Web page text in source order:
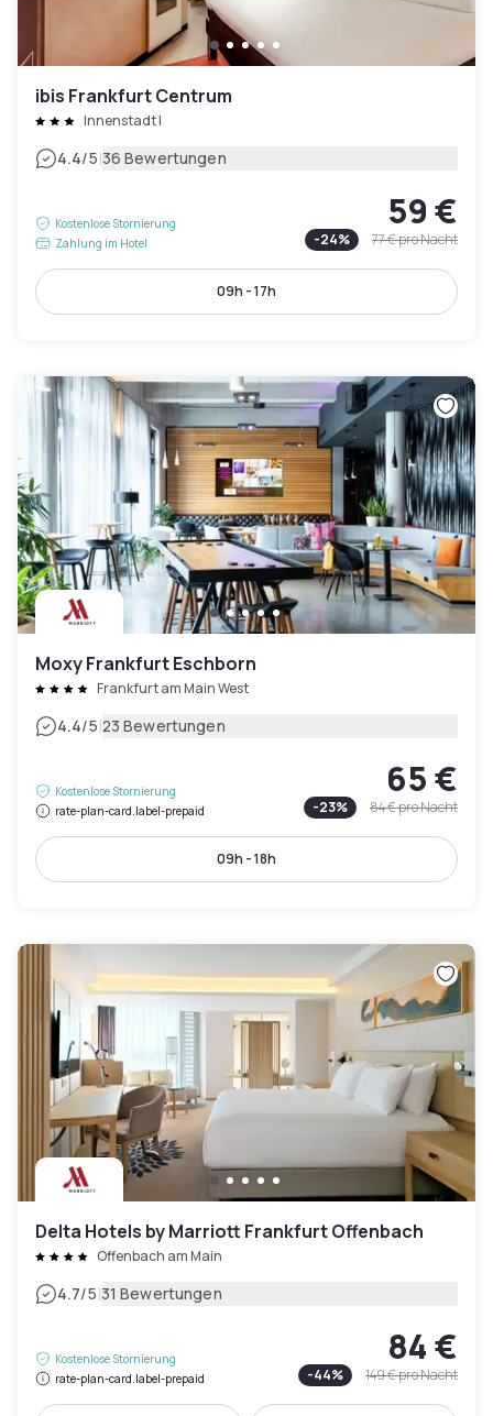
ibis Frankfurt Centrum
Innenstadt I
4.4/5|36 Bewertungen
Kostenlose Stornierung
Zahlung im Hotel
59 €
-24% 77 €pro Nacht
09h - 17h
Moxy Frankfurt Eschborn
Frankfurt am Main West
4.4/5|23 Bewertungen
Kostenlose Stornierung
rate-plan-card.label-prepaid
65 €
-23% 84 €pro Nacht
09h - 18h
Delta Hotels by Marriott Frankfurt Offenbach
Offenbach am Main
4.7/5|31 Bewertungen
Kostenlose Stornierung
rate-plan-card.label-prepaid
84 €
-44% 149 €pro Nacht